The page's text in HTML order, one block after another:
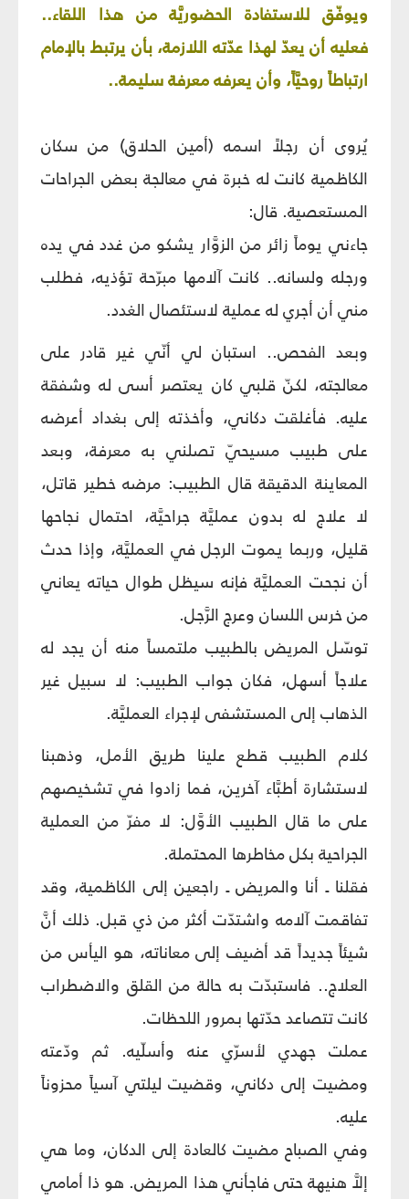
ويوفّق للاستفادة الحضوريَّة من هذا اللقاء..
فعليه أن يعدّ لهذا عدّته اللازمة، بأن يرتبط بالإمام
ارتباطاً روحيَّاً، وأن يعرفه معرفة سليمة..
يُروى أن رجلاً اسمه (أمين الحلاق) من سكان
الكاظمية كانت له خبرة في معالجة بعض الجراحات
المستعصية. قال:
جاءني يوماً زائر من الزوَّار يشكو من غدد في يده
ورجله ولسانه.. كانت آلامها مبرّحة تؤذيه، فطلب
مني أن أجري له عملية لاستئصال الغدد.
وبعد الفحص.. استبان لي أنّي غير قادر على
معالجته، لكنّ قلبي كان يعتصر أسى له وشفقة
عليه. فأغلقت دكاني، وأخذته إلى بغداد أعرضه
على طبيب مسيحيّ تصلني به معرفة، وبعد
المعاينة الدقيقة قال الطبيب: مرضه خطير قاتل،
لا علاج له بدون عمليَّة جراحيَّة، احتمال نجاحها
قليل، وربما يموت الرجل في العمليَّة، وإذا حدث
أن نجحت العمليَّة فإنه سيظل طوال حياته يعاني
من خرس اللسان وعرج الرَّجل.
توسّل المريض بالطبيب ملتمساً منه أن يجد له
علاجاً أسهل، فكان جواب الطبيب: لا سبيل غير
الذهاب إلى المستشفى لإجراء العمليَّة.
كلام الطبيب قطع علينا طريق الأمل، وذهبنا
لاستشارة أطبَّاء آخرين، فما زادوا في تشخيصهم
على ما قال الطبيب الأوَّل: لا مفرّ من العملية
الجراحية بكل مخاطرها المحتملة.
فقلنا ـ أنا والمريض ـ راجعين إلى الكاظمية، وقد
تفاقمت آلامه واشتدّت أكثر من ذي قبل. ذلك أنَّ
شيئاً جديداً قد أضيف إلى معاناته، هو اليأس من
العلاج.. فاستبدّت به حالة من القلق والاضطراب
كانت تتصاعد حدّتها بمرور اللحظات.
عملت جهدي لأسرّي عنه وأسلّيه. ثم ودّعته
ومضيت إلى دكاني، وقضيت ليلتي آسياً محزوناً
عليه.
وفي الصباح مضيت كالعادة إلى الدكان، وما هي
إلاَّ هنيهة حتى فاجأني هذا المريض. هو ذا أمامي